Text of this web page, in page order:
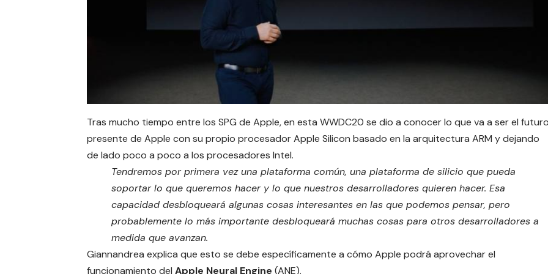
Tras mucho tiempo entre los SPG de Apple, en esta WWDC20 se dio a conocer lo que va a ser el
presente de Apple con su propio procesador Apple Silicon basado en la arquitectura ARM y dejando
de lado poco a poco a los procesadores Intel.
Tendremos por primera vez una plataforma común, una plataforma de silicio que pueda
soportar lo que queremos hacer y lo que nuestros desarrolladores quieren hacer. Esa
capacidad desbloqueará algunas cosas interesantes en las que podemos pensar, pero
probablemente lo más importante desbloqueará muchas cosas para otros desarrolladores a
medida que avanzan.
Giannandrea explica que esto se debe específicamente a cómo Apple podrá aprovechar el
funcionamiento del Apple Neural Engine (ANE).